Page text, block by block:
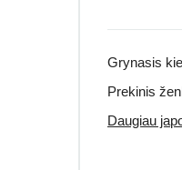
Grynasis
Prekinis
Daugiau